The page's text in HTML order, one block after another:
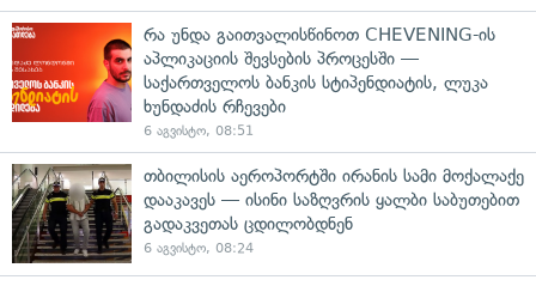
რა უნდა გაითვალისწინოთ CHEVENING-ის
აპლიკაციის შევსების პროცესში —
საქართველოს ბანკის სტიპენდიატის, ლუკა
ხუნდაძის რჩევები
6 აგვისტო, 08:51
თბილისის აეროპორტში ირანის სამი მოქალაქე
დააკავეს — ისინი საზღვრის ყალბი საბუთებით
გადაკვეთას ცდილობდნენ
6 აგვისტო, 08:24